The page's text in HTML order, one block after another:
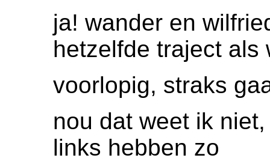
ja! wander en
hetzelfde traject als
voorlopig, straks
nou dat weet ik
links hebben zo